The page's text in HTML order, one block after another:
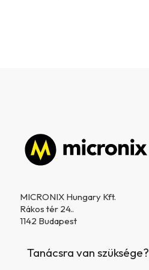
MICRONIX Hungary Kft.
Rákos tér 24..
1142 Budapest
Tanácsra van szüksége?